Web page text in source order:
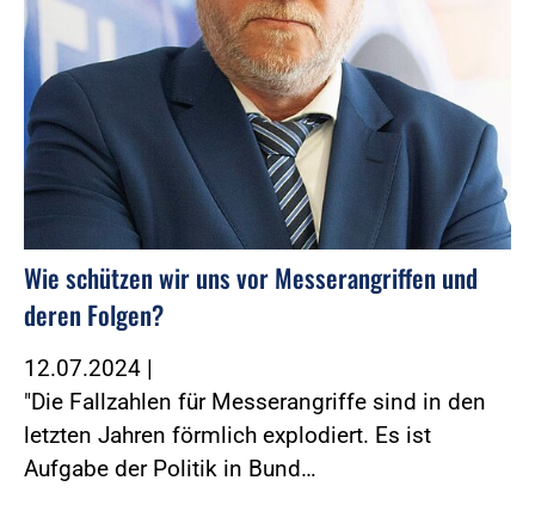
Wie schützen wir uns vor Messerangriffen und
deren Folgen?
12.07.2024 |
"Die Fallzahlen für Messerangriffe sind in den
letzten Jahren förmlich explodiert. Es ist
Aufgabe der Politik in Bund…